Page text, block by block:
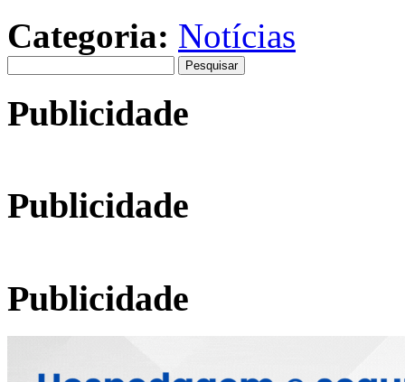
Categoria: Notícias
por:
Publicidade
Publicidade
Publicidade